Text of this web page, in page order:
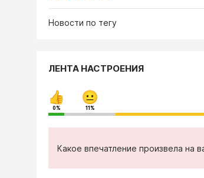
Новости по тегу
ЛЕНТА НАСТРОЕНИЯ
0% 11%
Какое впечатление произвела на